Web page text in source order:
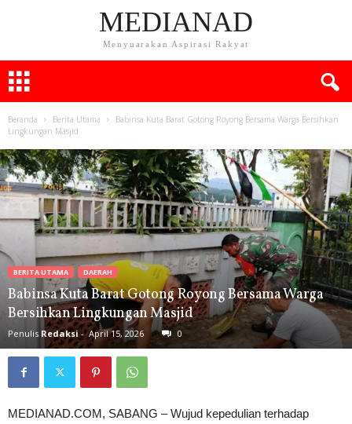
MEDIANAD
Menyuarakan Aspirasi Rakyat
Beranda Berita Utama
Babinsa Kuta Barat Gotong Royong Bersama Warga Bersihkan
Lingkungan Masjid
BERITA UTAMA DAERAH
Babinsa Kuta Barat Gotong Royong Bersama Warga
Bersihkan Lingkungan Masjid
Penulis Redaksi - April 15, 2026 0
MEDIANAD.COM, SABANG – Wujud kepedulian terhadap